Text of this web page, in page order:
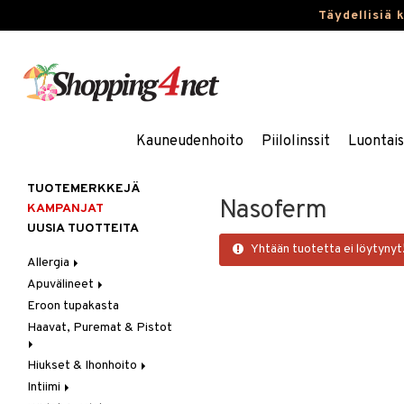
Täydellisiä
Kauneudenhoito Piilolinssit
Nasoferm
Yhtään tuotetta ei löytynyt!
TUOTEMERKKEJÄ
KAMPANJAT
UUSIA TUOTTEITA
Allergia
Nenäsuihkeet
Silmätipat
Apuvälineet
Hygienia
Kävely & Seisominen
Saa kiinni & Ylety
Eroon tupakasta
Haavat, Puremat & Pistot
Ensiapu
Haavat
Hiukset & Ihonhoito
Erityistuotteet
Intiimi